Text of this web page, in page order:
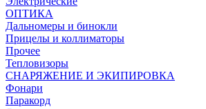
ОПТИКА
Дальномеры и бинокли
Прицелы и коллиматоры
Прочее
Тепловизоры
СНАРЯЖЕНИЕ И ЭКИПИРОВКА
Фонари
Паракорд